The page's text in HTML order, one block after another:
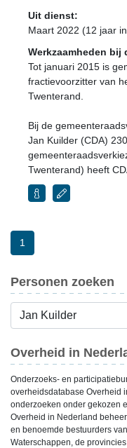
Uit dienst:
Maart 2022 (12 jaar
Werkzaamheden bij
Tot januari 2015 is
fractievoorzitter van
Twenterand.
Bij de
Jan Kuilder (CDA)
Twenterand) heeft
1
Personen zoeken
Overheid in
Onderzoeks- en
overheidsdatabase Overheid
onderzoeken onder gekozen
Overheid in Nederland
en benoemde bestuurders
Waterschappen, de